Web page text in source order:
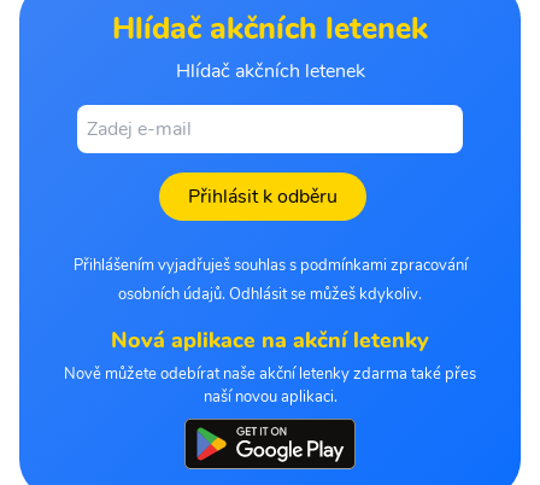
Hlídač akčních letenek
Hlídač akčních letenek
Přihlásit k odběru
Přihlášením vyjadřuješ souhlas s podmínkami zpracování
osobních údajů. Odhlásit se můžeš kdykoliv.
Nová aplikace na akční letenky
Nově můžete odebírat naše akční letenky zdarma také přes
naší novou aplikaci.